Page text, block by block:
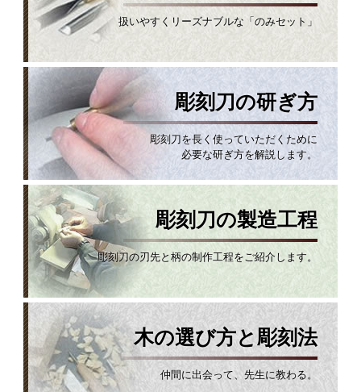
扱いやすくリーズナブルな「のみセット」
彫刻刀の研ぎ方
彫刻刀を長く使っていただくために
必要な研ぎ方を解説します。
彫刻刀の製造工程
彫刻刀の刃先と柄の制作工程をご紹介します。
木の選び方と彫刻法
仲間に出会って、先生に教わる。